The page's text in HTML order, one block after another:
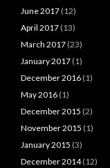
June 2017 (12)
April 2017 (13)
March 2017 (23)
January 2017 (1)
December 2016 (1)
May 2016 (1)
December 2015 (2)
November 2015 (1)
January 2015 (3)
December 2014(12)